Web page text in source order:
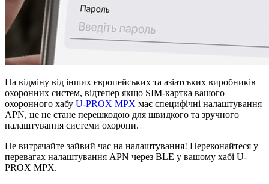
На відміну від інших європейських та азіатських виробників
охоронних систем, відтепер якщо SIM-картка вашого
охоронного хабу U-PROX MPX має специфічні налаштування
APN, це не стане перешкодою для швидкого та зручного
налаштування системи охорони.
Не витрачайте зайвий час на налаштування! Переконайтеся у
перевагах налаштування APN через BLE у вашому хабі U-
PROX MPX.